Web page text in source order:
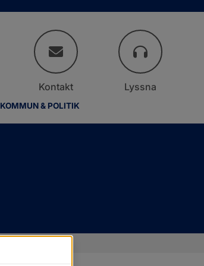
KOMMUN & POLITIK
Kontakt Lyssna